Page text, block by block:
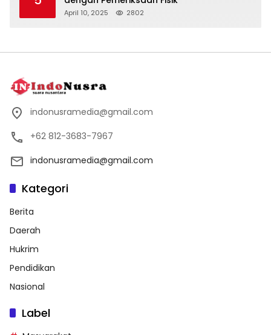
April 10, 2025 2802
indonusramedia@gmail.com
+62 812-3683-7967
indonusramedia@gmail.com
Kategori
Berita
Daerah
Hukrim
Pendidikan
Nasional
Label